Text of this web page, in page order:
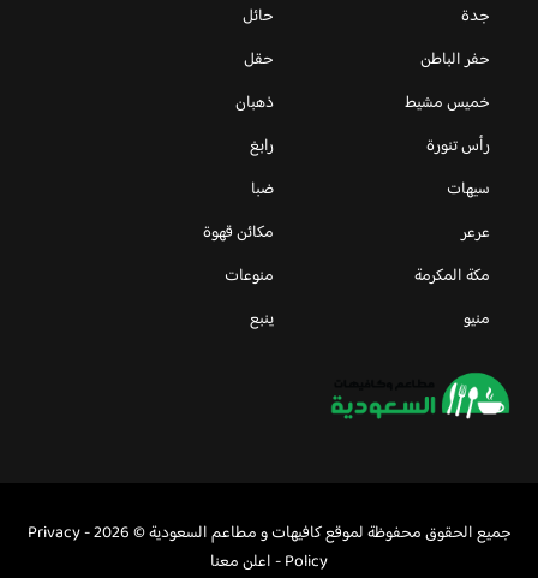
جدة
حائل
حفر الباطن
حقل
خميس مشيط
ذهبان
رأس تنورة
رابغ
سيهات
ضبا
عرعر
مكائن قهوة
مكة المكرمة
منوعات
منيو
ينبع
جميع الحقوق محفوظة لموقع كافيهات و مطاعم السعودية © 2026 -
Privacy
Policy
-اعلن معنا